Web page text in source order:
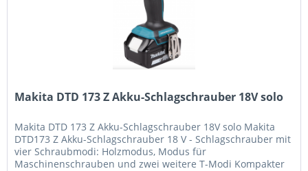
Makita DTD 173 Z Akku-Schlagschrauber 18V solo
Makita DTD 173 Z Akku-Schlagschrauber 18V solo Makita
DTD173 Z Akku-Schlagschrauber 18 V - Schlagschrauber mit
vier Schraubmodi: Holzmodus, Modus für
Maschinenschrauben und zwei weitere T-Modi Kompakter